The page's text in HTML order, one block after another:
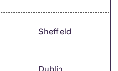
Sheffield
Dublín